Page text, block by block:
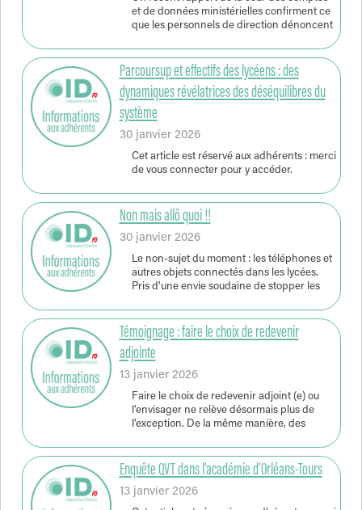
et de données ministérielles confirment ce
que les personnels de direction dénoncent
Parcoursup et effectifs des lycéens : des
dynamiques révélatrices des déséquilibres du
système
30 janvier 2026
Cet article est réservé aux adhérents : merci
de vous connecter pour y accéder.
Non mais allô quoi !!
30 janvier 2026
Le non-sujet du moment : les téléphones et
autres objets connectés dans les lycées.
Pris d’une envie soudaine de stopper les
Témoignage : faire le choix de redevenir
adjointe
13 janvier 2026
Faire le choix de redevenir adjoint (e) ou
l’envisager ne relève désormais plus de
l’exception. De la même manière, des
Enquête QVT dans l’académie d’Orléans-Tours
13 janvier 2026